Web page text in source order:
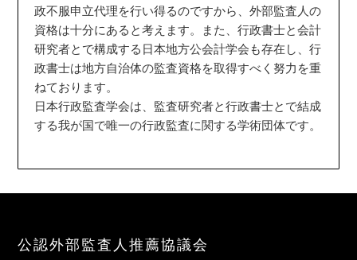
政不服申立代理を行い得るのですから、外部監査人の
資格は十分にあると考えます。また、行政書士と会計
研究者とで構成する日本地方公会計学会も存在し、行
政書士は地方自治体の監査資格を取得すべく努力を重
ねております。
日本行政監査学会は、監査研究者と行政書士とで結成
する我が国で唯一の行政監査に関する学術団体です。
公認外部監査人推薦協議会